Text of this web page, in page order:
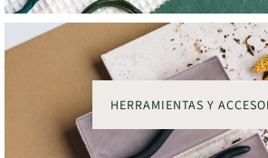
HERRAMIENTAS Y